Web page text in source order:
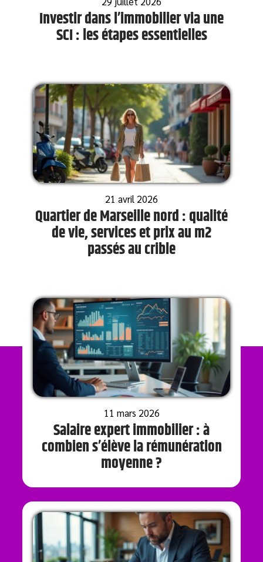
Investir dans l’immobilier via une
SCI : les étapes essentielles
21 avril 2026
Quartier de Marseille nord : qualité
de vie, services et prix au m2
passés au crible
11 mars 2026
Salaire expert immobilier : à
combien s’élève la rémunération
moyenne ?